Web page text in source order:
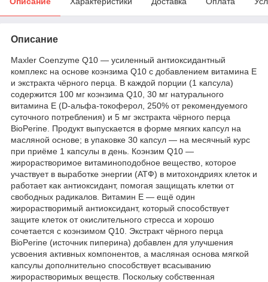
Описание
Maxler Coenzyme Q10 — усиленный антиоксидантный
комплекс на основе коэнзима Q10 с добавлением витамина Е
и экстракта чёрного перца. В каждой порции (1 капсула)
содержится 100 мг коэнзима Q10, 30 мг натурального
витамина Е (D-альфа-токоферол, 250% от рекомендуемого
суточного потребления) и 5 мг экстракта чёрного перца
BioPerine. Продукт выпускается в форме мягких капсул на
масляной основе; в упаковке 30 капсул — на месячный курс
при приёме 1 капсулы в день. Коэнзим Q10 —
жирорастворимое витаминоподобное вещество, которое
участвует в выработке энергии (АТФ) в митохондриях клеток и
работает как антиоксидант, помогая защищать клетки от
свободных радикалов. Витамин Е — ещё один
жирорастворимый антиоксидант, который способствует
защите клеток от окислительного стресса и хорошо
сочетается с коэнзимом Q10. Экстракт чёрного перца
BioPerine (источник пиперина) добавлен для улучшения
усвоения активных компонентов, а масляная основа мягкой
капсулы дополнительно способствует всасыванию
жирорастворимых веществ. Поскольку собственная